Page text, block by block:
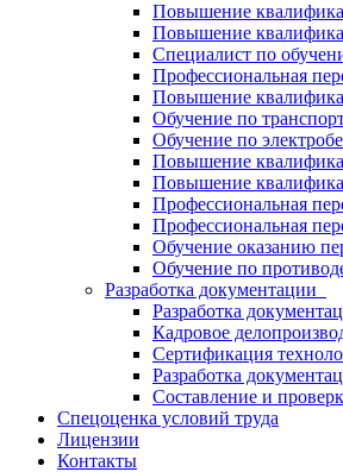
Повышение
Повышение
Специалист по
Профессиональная
Повышение
Обучение по
Обучение по
Повышение
Повышение
Профессиональная
Профессиональная
Обучение оказанию
Обучение по
Разработка документации
Разработка
Кадровое
Сертификация
Разработка
Составление и
Спецоценка условий труда
Лицензии
Контакты